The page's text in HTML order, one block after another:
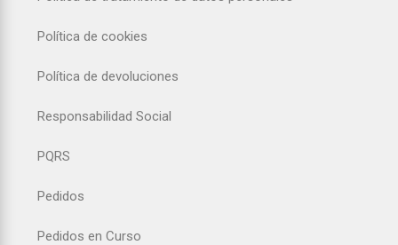
Política de cookies
Política de devoluciones
Responsabilidad Social
PQRS
Pedidos
Pedidos en Curso